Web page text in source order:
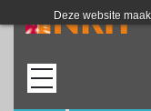
Deze website